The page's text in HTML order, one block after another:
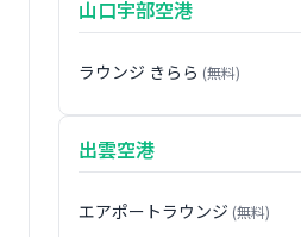
山口宇部空港
ラウンジ きらら (無料)
出雲空港
エアポートラウンジ (無料)